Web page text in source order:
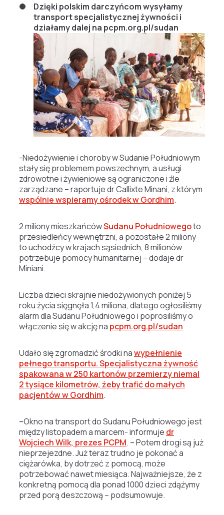
Dzięki polskim darczyńcom wysyłamy
transport specjalistycznej żywności i
działamy dalej na pcpm.org.pl/sudan
-Niedożywienie i choroby w Sudanie Południowym
stały się problemem powszechnym, a usługi
zdrowotne i żywieniowe są ograniczone i źle
zarządzane – raportuje dr Callixte Minani, z którym
wspólnie wspieramy ośrodek w Gordhim.
2 miliony mieszkańcówSudanu Południowegoto
przesiedleńcy wewnętrzni, a pozostałe 2 miliony
to uchodźcy w krajach sąsiednich, 8 milionów
potrzebuje pomocy humanitarnej – dodaje dr
Miniani.
Liczba dzieci skrajnie niedożywionych poniżej 5
roku życia sięgnęła 1,4 miliona, dlatego ogłosiliśmy
alarm dla Sudanu Południowego i poprosiliśmy o
włączenie się w akcję na pcpm.org.pl/sudan
Udało się zgromadzić środki nawypełnienie
pełnego transportu. Specjalistyczna żywność
spakowana w 250 kartonów przemierzy niemal
2 tysiące kilometrów, żeby trafić do małych
pacjentów w Gordhim.
–Okno na transport do Sudanu Południowego jest
między listopadem a marcem- informuje dr
Wojciech Wilk, prezes PCPM. – Potem drogi są już
nieprzejezdne. Już teraz trudno je pokonać a
ciężarówka, by dotrzeć z pomocą, może
potrzebować nawet miesiąca. Najważniejsze, że z
konkretną pomocą dla ponad 1000 dzieci zdążymy
przed porą deszczową – podsumowuje.